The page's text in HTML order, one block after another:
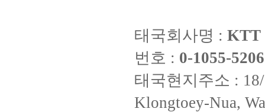
태국회사명 : KTT
번호 : 0-1055-
태국현지주소 :
Klongtoey-Nua,